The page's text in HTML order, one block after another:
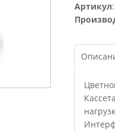
Артикул